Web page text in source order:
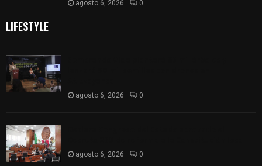
agosto 6, 2026 0
LIFESTYLE
agosto 6, 2026 0
agosto 6, 2026 0